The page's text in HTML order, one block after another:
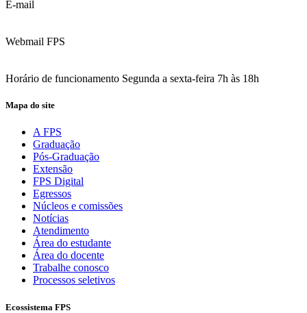
E-mail
Webmail FPS
Horário de funcionamento Segunda a sexta-feira 7h às 18h
Mapa do site
A FPS
Graduação
Pós-Graduação
Extensão
FPS Digital
Egressos
Núcleos e comissões
Notícias
Atendimento
Área do estudante
Área do docente
Trabalhe conosco
Processos seletivos
Ecossistema FPS